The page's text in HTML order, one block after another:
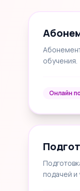
обучения.
Онлайн
подачей и